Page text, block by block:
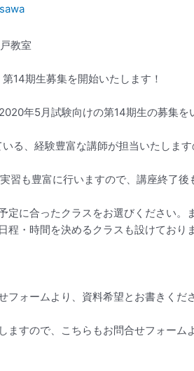
教室
14期生募集を開始いたします！
年5月試験向けの第14期生の募集を
る、経験豊富な講師が担当いたします
習も豊富に行いますので、講座終了
定に合ったクラスをお選びください
・時間を決めるクラスも設けており
ォームより、資料希望とお書きくだ
すので、こちらもお問合せフォーム